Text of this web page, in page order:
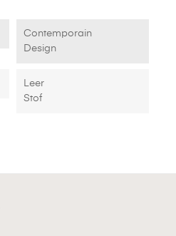
Contemporain
Design
Leer
Stof